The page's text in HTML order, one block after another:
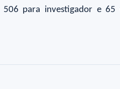
para investigador e 65